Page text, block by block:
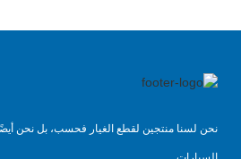
نحن لسنا منتجين لقطع الغيار فحسب، بل نحن